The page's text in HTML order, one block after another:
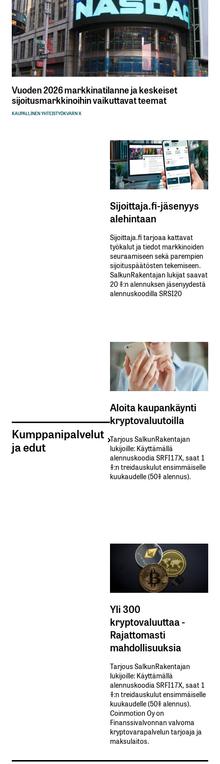
Vuoden 2026 markkinatilanne ja keskeiset
sijoitusmarkkinoihin vaikuttavat teemat
KAUPALLINEN YHTEISTYÖKVARN X
Kumppanipalvelut
ja edut
Sijoittaja.fi-jäsenyys
alehintaan
Sijoittaja.fi tarjoaa kattavat
työkalut ja tiedot markkinoiden
seuraamiseen sekä parempien
sijoituspäätösten tekemiseen.
SalkunRakentajan lukijat saavat
20 %:n alennuksen jäsenyydestä
alennuskoodilla SRSI20
Aloita kaupankäynti
kryptovaluutoilla
Tarjous SalkunRakentajan
lukijoille: Käyttämällä​ ​
alennuskoodia​ ​SRFI17X,​ ​saat​ ​1
%:n treidauskulut​ ​ensimmäiselle​ ​
kuukaudelle​ ​(50%​ ​alennus).
Yli 300
kryptovaluuttaa -
Rajattomasti
mahdollisuuksia
Tarjous SalkunRakentajan
lukijoille: Käyttämällä​ ​
alennuskoodia​ ​SRFI17X,​ ​saat​ ​1
%:n treidauskulut​ ​ensimmäiselle​ ​
kuukaudelle​ ​(50%​ ​alennus).
Coinmotion Oy on
Finanssivalvonnan valvoma
kryptovarapalvelun tarjoaja ja
maksulaitos.